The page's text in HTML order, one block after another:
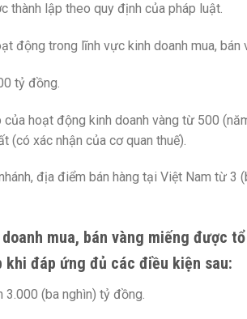
thành lập theo quy định của pháp luật.
động trong lĩnh vực kinh doanh mua, bán
tỷ đồng.
của hoạt động kinh doanh vàng từ 500
(có xác nhận của cơ quan thuế).
địa điểm bán hàng tại Việt Nam từ 3
mua, bán vàng miếng được
khi đáp ứng đủ các điều kiện sau:
3.000 (ba nghìn) tỷ đồng.